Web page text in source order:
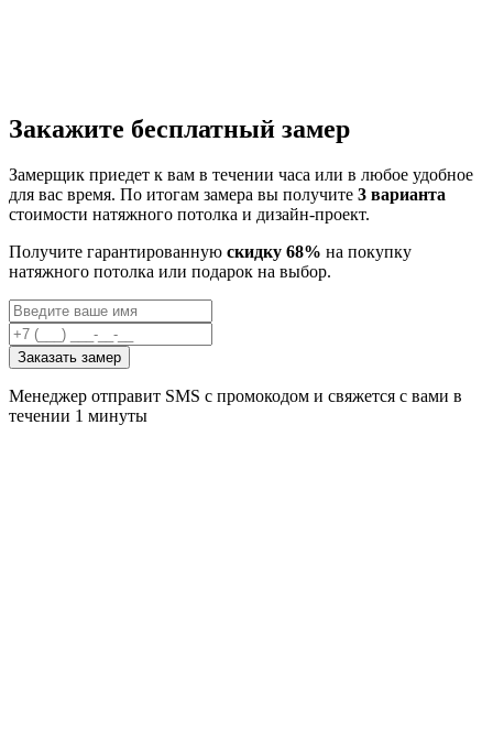
Закажите бесплатный замер
Замерщик приедет к вам в течении часа или в любое удобное
для вас время. По итогам замера вы получите 3 варианта
стоимости натяжного потолка и дизайн-проект.
Получите гарантированную скидку 68% на покупку
натяжного потолка или подарок на выбор.
Заказать замер
Менеджер отправит SMS с промокодом и свяжется с вами в
течении 1 минуты